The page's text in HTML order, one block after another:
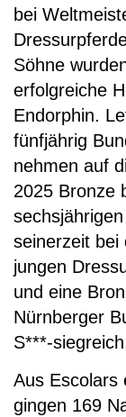
bei
Söhne
erfolgreiche
Endorphin.
fünfjährig
nehmen auf
2025 Bronze
seinerzeit bei
jungen
und eine
Nürnberger
S***-
Aus Escolars
gingen 169